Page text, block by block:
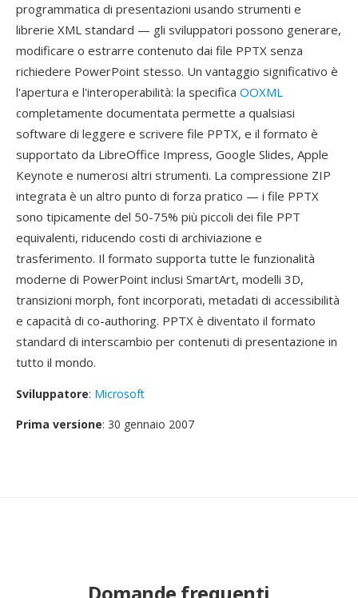
programmatica di presentazioni usando strumenti e
librerie XML standard — gli sviluppatori possono generare,
modificare o estrarre contenuto dai file PPTX senza
richiedere PowerPoint stesso. Un vantaggio significativo è
l'apertura e l'interoperabilità: la specifica OOXML
completamente documentata permette a qualsiasi
software di leggere e scrivere file PPTX, e il formato è
supportato da LibreOffice Impress, Google Slides, Apple
Keynote e numerosi altri strumenti. La compressione ZIP
integrata è un altro punto di forza pratico — i file PPTX
sono tipicamente del 50-75% più piccoli dei file PPT
equivalenti, riducendo costi di archiviazione e
trasferimento. Il formato supporta tutte le funzionalità
moderne di PowerPoint inclusi SmartArt, modelli 3D,
transizioni morph, font incorporati, metadati di accessibilità
e capacità di co-authoring. PPTX è diventato il formato
standard di interscambio per contenuti di presentazione in
tutto il mondo.
Sviluppatore: Microsoft
Prima versione: 30 gennaio 2007